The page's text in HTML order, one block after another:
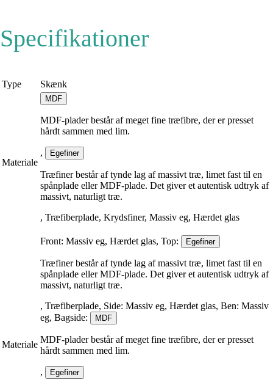
Specifikationer
Type Skænk
Materiale
MDF
MDF-plader består af meget fine træfibre, der er presset
hårdt sammen med lim.
, Egefiner
Træfiner består af tynde lag af massivt træ, limet fast til en
spånplade eller MDF-plade. Det giver et autentisk udtryk af
massivt, naturligt træ.
, Træfiberplade, Krydsfiner, Massiv eg, Hærdet glas
Materiale
Front: Massiv eg, Hærdet glas, Top: Egefiner
Træfiner består af tynde lag af massivt træ, limet fast til en
spånplade eller MDF-plade. Det giver et autentisk udtryk af
massivt, naturligt træ.
, Træfiberplade, Side: Massiv eg, Hærdet glas, Ben: Massiv
eg, Bagside:
MDF
MDF-plader består af meget fine træfibre, der er presset
hårdt sammen med lim.
, Egefiner